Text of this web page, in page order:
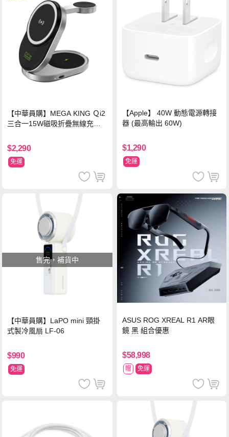
【中華員購】MEGA KING Ｑi2
三合一15W磁吸折疊無線充電
$2,290
免運
【Apple】 40W 動態電源轉接
器 (最高輸出 60W)
$1,290
免運
售完，補貨中
【中華員購】LaPO mini 頸掛
式製冷風扇 LF-06
$990
免運
ASUS ROG XREAL R1 AR眼
鏡 黑 組合優惠
$58,998
贈 免運